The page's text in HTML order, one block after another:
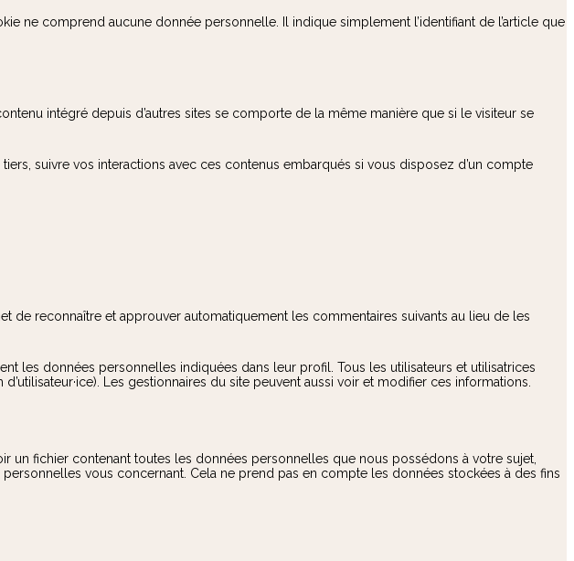
ne comprend aucune donnée personnelle. Il indique simplement l’identifiant de l’article que
intégré depuis d’autres sites se comporte de la même manière que si le visiteur se
suivre vos interactions avec ces contenus embarqués si vous disposez d’un compte
de reconnaître et approuver automatiquement les commentaires suivants au lieu de les
les données personnelles indiquées dans leur profil. Tous les utilisateurs et utilisatrices
Les gestionnaires du site peuvent aussi voir et modifier ces informations.
fichier contenant toutes les données personnelles que nous possédons à votre sujet,
vous concernant. Cela ne prend pas en compte les données stockées à des fins